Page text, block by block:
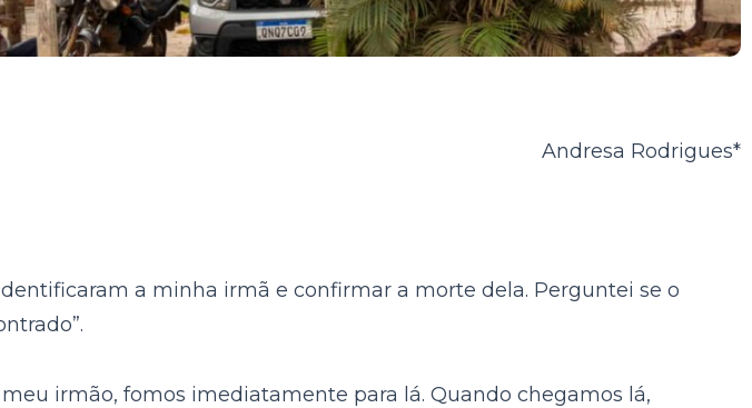
Andresa Rodrigues*
a minha irmã e confirmar a morte dela. Perguntei se o
irmão, fomos imediatamente para lá. Quando chegamos lá,